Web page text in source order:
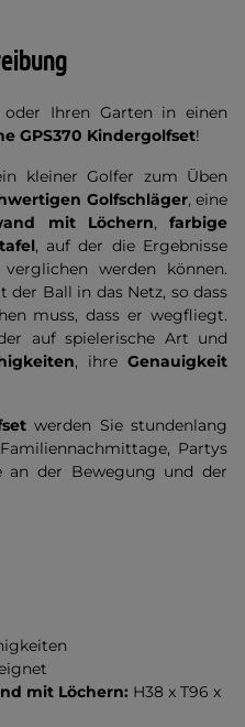
Ihren Garten in einen
GPS370 Kindergolfset!
kleiner Golfer zum Üben
Golfschläger, eine
mit Löchern,farbige
, auf der die Ergebnisse
werden können.
Ball in das Netz, so dass
muss, dass er wegfliegt.
auf spielerische Art und
, ihreGenauigkeit
werden Sie stundenlang
Partys
an der Bewegung und der
mit Löchern: H38 x T96 x